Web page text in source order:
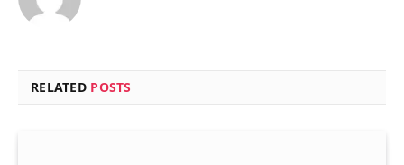
RELATED POSTS